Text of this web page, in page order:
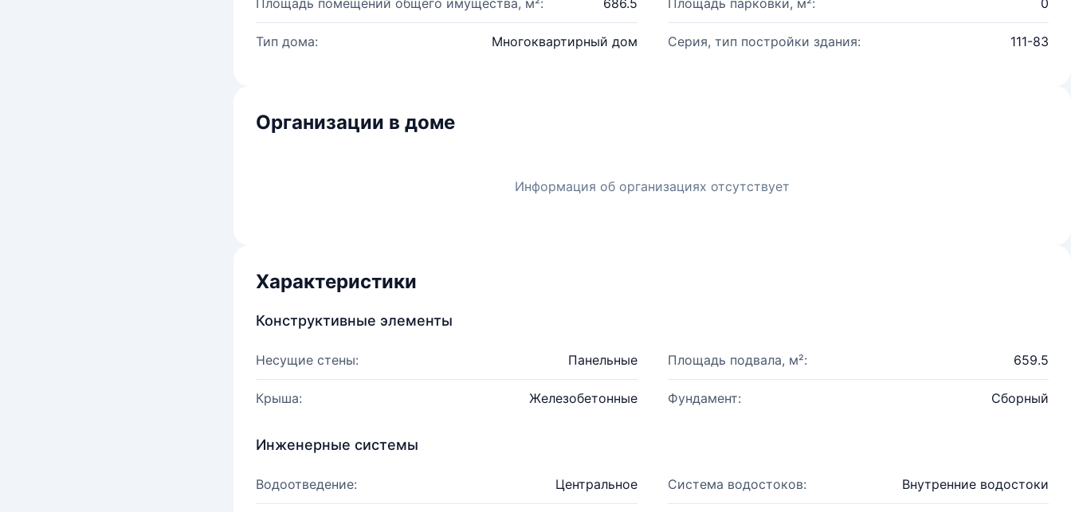
Площадь помещений общего имущества, м²: 686.5 Площадь парковки, м²: 0
Тип дома: Многоквартирный дом Серия, тип постройки здания: 111-83
Организации в доме
Информация об организациях отсутствует
Характеристики
Конструктивные элементы
Несущие стены: Панельные Площадь подвала, м²: 659.5
Крыша: Железобетонные Фундамент: Сборный
Инженерные системы
Водоотведение: Центральное Система водостоков: Внутренние водостоки